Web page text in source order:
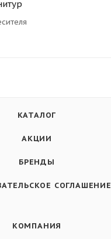
КАТАЛОГ
АКЦИИ
БРЕНДЫ
СОГЛАШЕНИЕ
КОМПАНИЯ